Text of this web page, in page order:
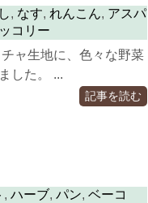
, なす,れんこん, アスパ
コリー
ャ生地に、色々な野菜
した。 ...
記事を読む
,ハーブ,パン,ベーコ